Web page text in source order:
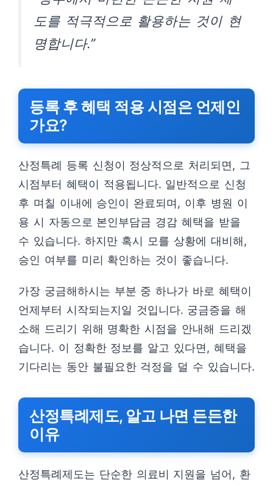
도를 적극적으로 활용하는 것이 현
명합니다.”
등록 후 혜택 적용 시점은 언제인
가요?
산정특례 등록 신청이 정상적으로 처리되면, 그
시점부터 혜택이 적용됩니다. 일반적으로 신청
후 며칠 이내에 승인이 완료되며, 이후 병원 이
용 시 자동으로 본인부담금 경감 혜택을 받을
수 있습니다. 하지만 혹시 모를 상황에 대비해,
승인 여부를 미리 확인하는 것이 좋습니다.
가장 궁금해하시는 부분 중 하나가 바로 혜택이
언제부터 시작되는지일 것입니다. 궁금증을 해
소해 드리기 위해 명확한 시점을 안내해 드리겠
습니다. 이 정확한 정보를 알고 있다면, 혜택을
기다리는 동안 불필요한 걱정을 덜 수 있습니다.
산정특례제도, 알고 나면 든든한
이유
산정특례제도는 단순한 의료비 지원을 넘어, 환